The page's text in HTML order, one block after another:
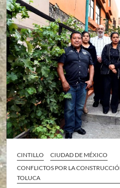
CINTILLO
CIUDAD DE MÉXICO
CONFLICTOS POR LA
TOLUCA